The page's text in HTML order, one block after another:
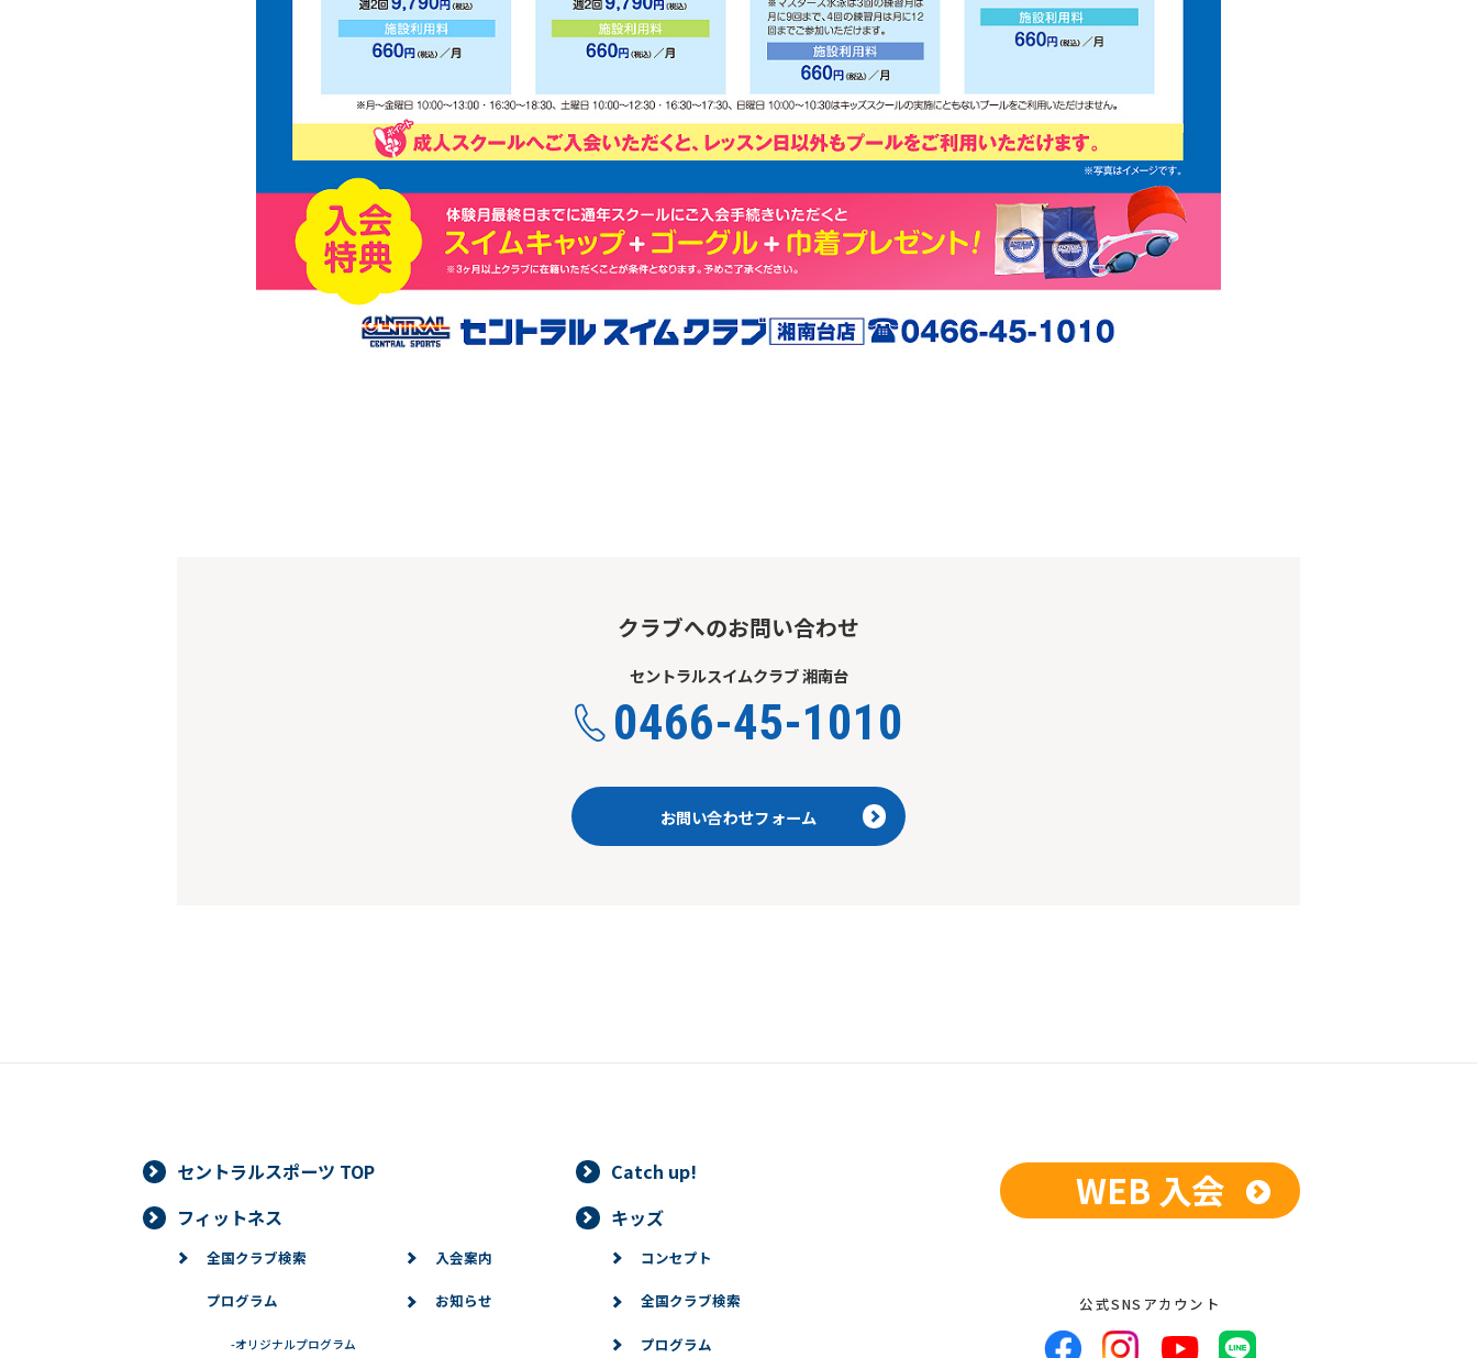
クラブへのお問い合わせ
セントラルスイムクラブ 湘南台
0466-45-1010
お問い合わせフォーム
Central Sports official website is
automatically translated into
English. Click the link below (start
automatic translation) to return to
the top page.
However, if you use an automatic
translation service, the Japanese
translated mechanically, so it may
not be an accurate translation.
The translation may differ from the
original content. We ask that you
fully understand this before using
the service.
セントラルスポーツ TOP
Catch up!
フィットネス
全国クラブ検索
プログラム
-オリジナルプログラム
入会案内
お知らせ
キッズ
コンセプト
全国クラブ検索
プログラム
WEB 入会
公式SNSアカウント